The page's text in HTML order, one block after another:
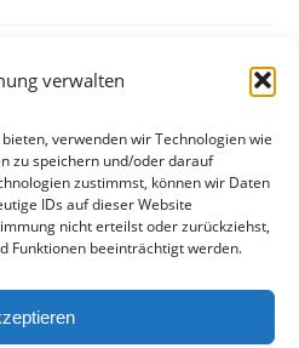
verwalten
verwenden wir Technologien wie
zu speichern und/oder darauf
zustimmst, können wir Daten
IDs auf dieser Website
nicht erteilst oder zurückziehst,
Funktionen beeinträchtigt werden.
Björn!